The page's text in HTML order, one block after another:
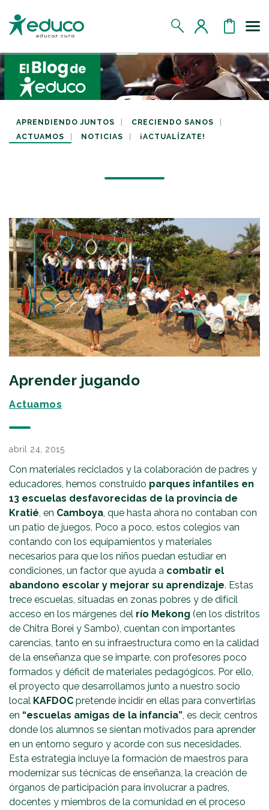
MIS DATOS
MIS APADRINADOS
MIS RETOS SOLIDARIOS
CERRAR SESIÓN
APRENDIENDO JUNTOS
CRECIENDO SANOS
ACTUAMOS
NOTICIAS ¡ACTUALÍZATE!
Aprender jugando
Actuamos
abril 24, 2015
Con materiales reciclados y la colaboración de padres y
educadores, hemos construido parques infantiles en
13 escuelas desfavorecidas de la provincia de
Kratié, en Camboya, que hasta ahora no contaban con
un patio de juegos. Poco a poco, estos colegios van
contando con los equipamientos y materiales
necesarios para que los niños puedan estudiar en
condiciones, un factor que ayuda a combatir el
abandono escolar y mejorar su aprendizaje. Estas
trece escuelas, situadas en zonas pobres y de difícil
acceso en los márgenes del río Mekong (en los distritos
de Chitra Borei y Sambo), cuentan con importantes
carencias, tanto en su infraestructura como en la calidad
de la enseñanza que se imparte, con profesores poco
formados y déficit de materiales pedagógicos. Por ello,
el proyecto que desarrollamos junto a nuestro socio
local KAFDOC pretende incidir en ellas para convertirlas
en “escuelas amigas de la infancia”, es decir, centros
donde los alumnos se sientan motivados para aprender
en un entorno seguro y acorde con sus necesidades.
Esta estrategia incluye la formación de maestros para
modernizar sus técnicas de enseñanza, la creación de
órganos de participación para involucrar a padres,
docentes y miembros de la comunidad en el proceso